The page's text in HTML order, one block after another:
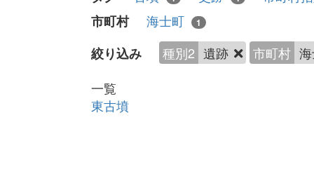
市町村
海士町 1
絞り込み 種別2 遺跡 市町村
一覧
東古墳